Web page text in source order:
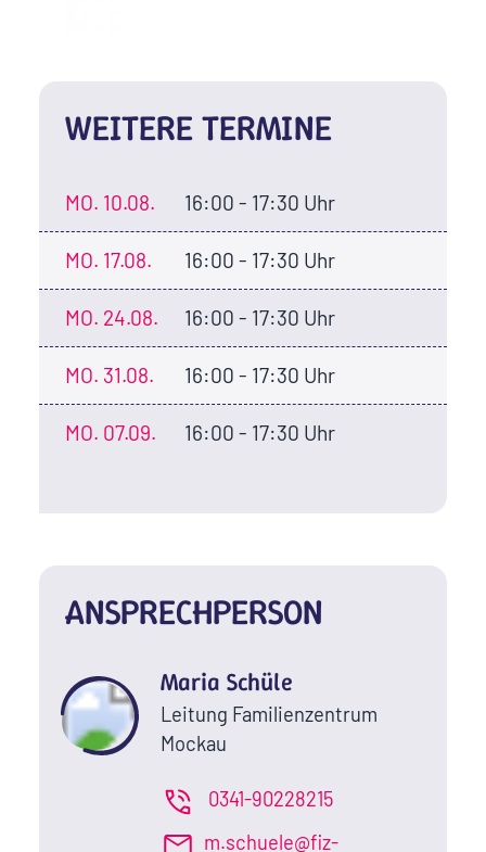
WEITERE TERMINE
MO. 10.08. 16:00 - 17:30 Uhr
MO. 17.08. 16:00 - 17:30 Uhr
MO. 24.08. 16:00 - 17:30 Uhr
MO. 31.08. 16:00 - 17:30 Uhr
MO. 07.09. 16:00 - 17:30 Uhr
ANSPRECHPERSON
Maria Schüle
Leitung Familienzentrum
Mockau
0341-90228215
m.schuele@fiz-